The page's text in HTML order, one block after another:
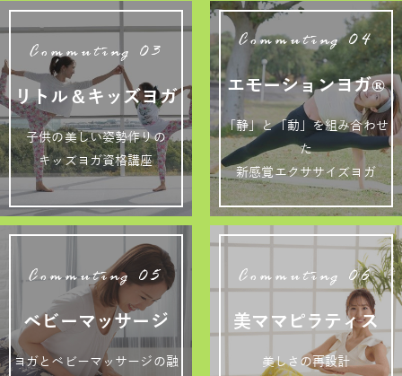
Commuting 03
リトル＆キッズヨガ
子供の美しい姿勢作りの
キッズヨガ資格講座
Commuting 04
エモーションヨガ®
「静」と「動」を組み合わせ
た
新感覚エクササイズヨガ
Commuting 05
ベビーマッサージ
ヨガとベビーマッサージの融
Commuting 06
美ママピラティス
美しさの再設計